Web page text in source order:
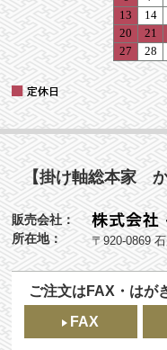
【掛け軸総本家
販売会社：
所在地：
〒920-0869
ご注文はFAX・はが
FAX